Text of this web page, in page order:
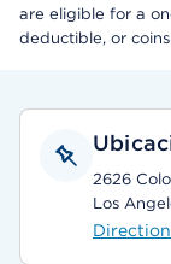
are eligible for a
deductible, or
2626
Los